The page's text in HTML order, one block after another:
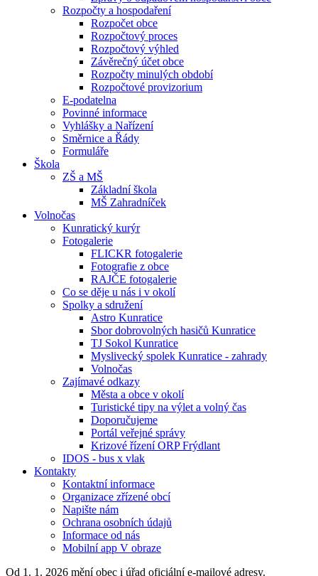
Rozpočty a hospodaření
Rozpočet obce
Rozpočtový proces
Rozpočtový výhled
Závěrečný účet obce
Rozpočty minulých období
Rozpočtové provizorium
E-podatelna
Povinné informace
Vyhlášky a Nařízení
Směrnice a Řády
Formuláře
Škola
ZŠ a MŠ
Základní škola
MŠ Zahradníček
Volnočas
Kunratický kurýr
Fotogalerie
FLICKR fotogalerie
Fotografie z obce
RAJČE fotogalerie
Co se děje u nás i v okolí
Spolky a sdružení
Astro Kunratice
Sbor dobrovolných hasičů Kunratice
TJ Sokol Kunratice
Myslivecký spolek Kunratice - zahrady
Volnočas
Zajímavé odkazy
Města a obce v okolí
Turistické tipy na výlet a volný čas
Doporučujeme
Portál veřejné správy
Krizové řízení ORP Frýdlant
IDOS - bus x vlak
Kontakty
Kontaktní informace
Organizace zřízené obcí
Napište nám
Ochrana osobních údajů
Informace od nás
Mobilní app V obraze
Od 1. 1. 2026 mění obec i úřad oficiální e-mailové adresy.